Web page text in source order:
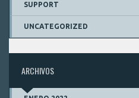
SUPPORT
UNCATEGORIZED
ARCHIVOS